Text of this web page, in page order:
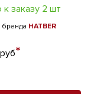
к заказу 2 шт
HATBER
руб*